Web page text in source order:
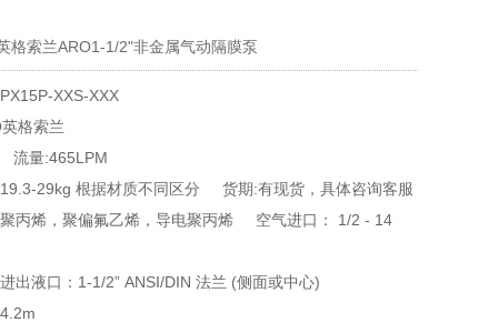
格索兰ARO1-1/2"非金属气动隔膜泵
XXS-XXX
量:465LPM
29kg 根据材质不同区分 货期:有现货，具体咨询客服
丙烯，聚偏氟乙烯，导电聚丙烯 空气进口： 1/2 - 14
出液口：1-1/2” ANSI/DIN 法兰 (侧面或中心)